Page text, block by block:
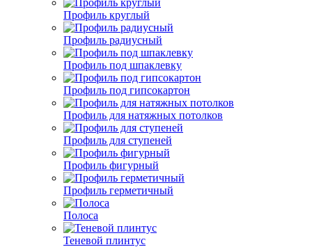
Профиль круглый
Профиль радиусный
Профиль под шпаклевку
Профиль под гипсокартон
Профиль для натяжных потолков
Профиль для ступеней
Профиль фигурный
Профиль герметичный
Полоса
Теневой плинтус